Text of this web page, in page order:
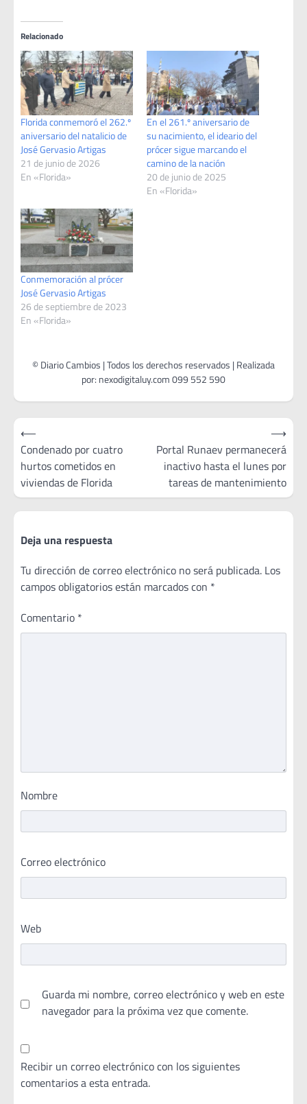
Relacionado
Florida conmemoró el 262.º
aniversario del natalicio de
José Gervasio Artigas
21 de junio de 2026
En «Florida»
En el 261.º aniversario de
su nacimiento, el ideario del
prócer sigue marcando el
camino de la nación
20 de junio de 2025
En «Florida»
Conmemoración al prócer
José Gervasio Artigas
26 de septiembre de 2023
En «Florida»
Navegación
de
entradas
⟵
Condenado por cuatro
hurtos cometidos en
viviendas de Florida
Portal Runaev permanecerá
inactivo hasta el lunes por
tareas de mantenimiento
⟶
Deja una respuesta
Tu dirección de correo electrónico no será publicada. Los
campos obligatorios están marcados con *
Comentario *
Nombre
Correo electrónico
Web
Guarda mi nombre, correo electrónico y web en este
navegador para la próxima vez que comente.
Recibir un correo electrónico con los siguientes
comentarios a esta entrada.